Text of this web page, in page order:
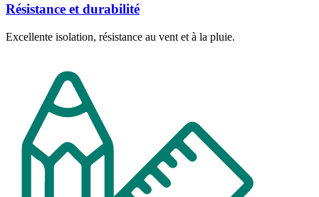
Résistance et durabilité
Excellente isolation, résistance au vent et à la pluie.